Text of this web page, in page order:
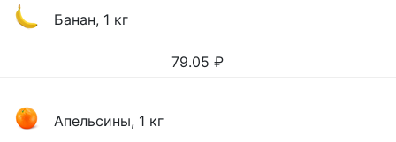
Банан, 1 кг
79.05 ₽
Апельсины, 1 кг